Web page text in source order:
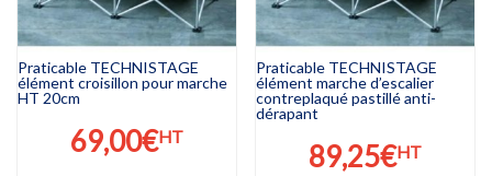
Praticable TECHNISTAGE
élément croisillon pour marche
HT 20cm
69,00€HT
Praticable TECHNISTAGE
élément marche d’escalier
contreplaqué pastillé anti-
dérapant
89,25€HT